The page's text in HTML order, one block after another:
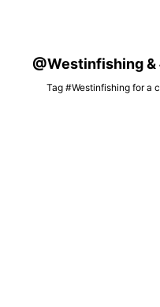
@Westinfishing
Tag #Westinfishing for a